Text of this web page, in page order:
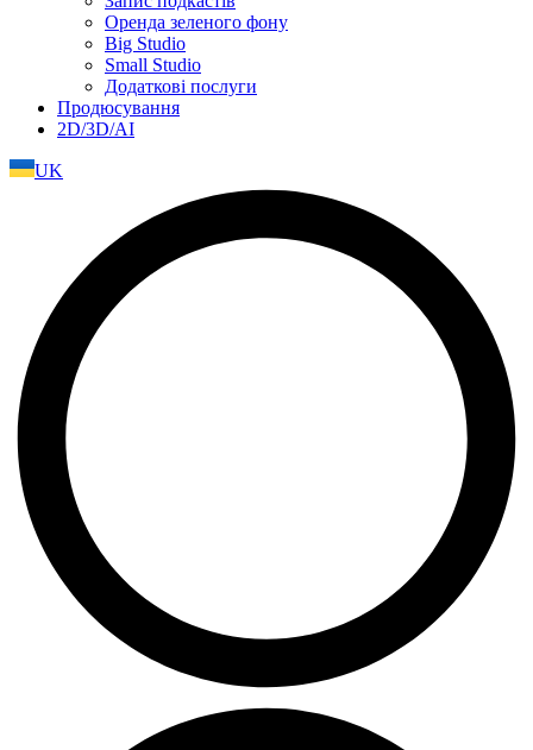
Оренда зеленого фону
Big Studio
Small Studio
Додаткові послуги
Продюсування
2D/3D/AI
UK